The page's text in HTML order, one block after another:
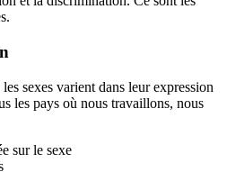
sexes varient dans leur expression
les pays où nous travaillons, nous
sur le sexe